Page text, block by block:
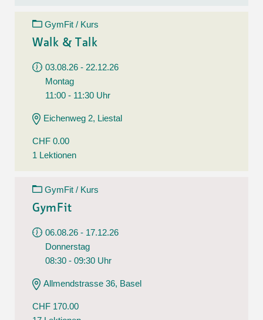
GymFit / Kurs
Walk & Talk
03.08.26 - 22.12.26
Montag
11:00 - 11:30 Uhr
Eichenweg 2, Liestal
CHF 0.00
1 Lektionen
GymFit / Kurs
GymFit
06.08.26 - 17.12.26
Donnerstag
08:30 - 09:30 Uhr
Allmendstrasse 36, Basel
CHF 170.00